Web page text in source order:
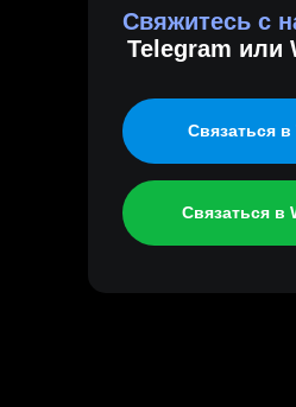
Свяжитесь с
Telegram или
Связаться в
Связаться в